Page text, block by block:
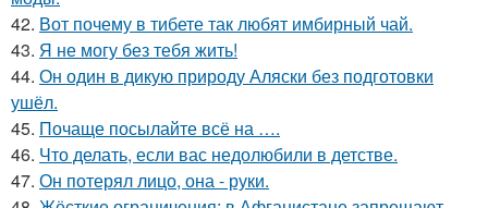
42. Вот почему в тибете так любят имбирный чай.
43. Я не могу без тебя жить!
44. Он один в дикую природу Аляски без подготовки
ушёл.
45. Почаще посылайте всё на ….
46. Что делать, если вас недолюбили в детстве.
47. Он потерял лицо, она - руки.